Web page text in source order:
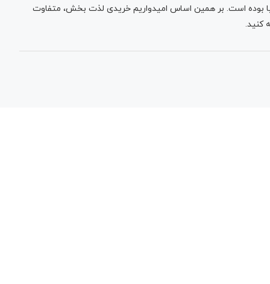
بوده است. بر همین اساس امیدواریم خریدی لذت بخش، متفاوت
کنید.